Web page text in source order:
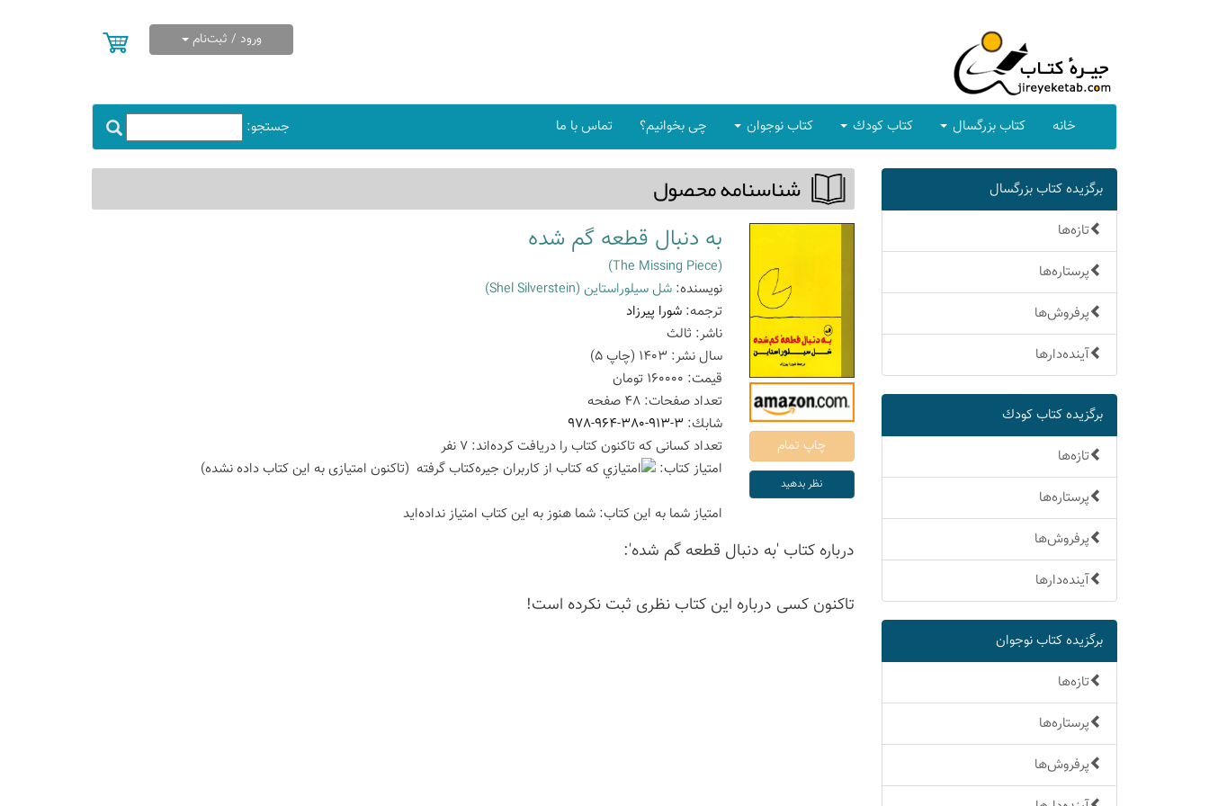
ورود / ثبت‌نام
جستجو: خانه كتاب بزرگسال كتاب كودك كتاب نوجوان چی بخوانیم؟ تماس با ما
برگزیده كتاب بزرگسال
تازه‌ها
پرستاره‌ها
پرفروش‌ها
آینده‌دارها
برگزیده كتاب كودك
تازه‌ها
پرستاره‌ها
پرفروش‌ها
آینده‌دارها
برگزیده كتاب نوجوان
تازه‌ها
پرستاره‌ها
پرفروش‌ها
شناسنامه محصول
به دنبال قطعه گم شده
(The Missing Piece)
نویسنده: شل سیلوراستاین (Shel Silverstein)
ترجمه: شورا پیرزاد
ناشر: ثالث
سال نشر: 1403 (چاپ5
)
قیمت: 160000 تومان
تعداد صفحات: 48 صفحه
شابك: 978-964-380-913-3
تعداد كسانی كه تاكنون كتاب را دریافت كرده‌اند: 7 نفر
امتیاز كتاب:
(تاكنون امتیازی به این كتاب داده نشده)
امتیاز شما به این كتاب: شما هنوز به این كتاب امتیاز نداده‌اید
درباره كتاب 'به دنبال قطعه گم شده':
تاكنون كسی درباره این كتاب نظری ثبت نكرده است!